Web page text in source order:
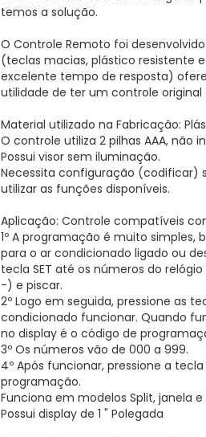
temos a solução.
O Controle Remoto foi
(teclas macias, plástico resistente
excelente tempo de resposta)
utilidade de ter um controle original
Material utilizado na Fabricação:
O controle utiliza 2 pilhas AAA, não
Possui visor sem iluminação.
Necessita configuração (codificar)
utilizar as funções disponíveis.
Aplicação: Controle compatíveis
1º A programação é muito
para o ar condicionado ligado ou
tecla SET até os números do
-) e piscar.
2º Logo em seguida, pressione as
condicionado funcionar. Quando
no display é o código de
3º Os números vão de 000 a 999.
4º Após funcionar, pressione a tecla
programação.
Funciona em modelos Split, janela
Possui display de 1 " Polegada